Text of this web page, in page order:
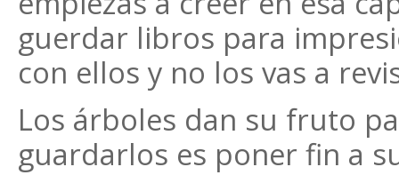
guerdar libros para
con ellos y no los vas a
Los árboles dan su fruto
guardarlos es poner fin a